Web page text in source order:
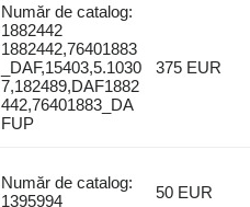
Număr de catalog:
1882442
1882442,76401883
_DAF,15403,5.1030
7,182489,DAF1882
442,76401883_DA
FUP
375 EUR
Număr de catalog:
1395994
50 EUR